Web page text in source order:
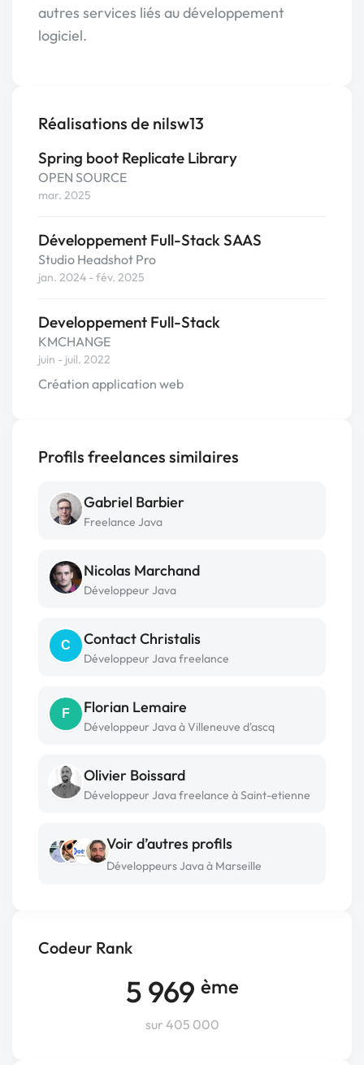
Codeur Rank
5 969 ème
sur 405 000
autres services liés au développement
logiciel.
Réalisations de nilsw13
Spring boot Replicate Library
OPEN SOURCE
mar. 2025
Développement Full-Stack SAAS
Studio Headshot Pro
jan. 2024 - fév. 2025
Developpement Full-Stack
KMCHANGE
juin - juil. 2022
Création application web
Profils freelances similaires
Gabriel Barbier
Freelance Java
Nicolas Marchand
Développeur Java
C Contact Christalis
Développeur Java freelance
F Florian Lemaire
Développeur Java à Villeneuve d'ascq
Olivier Boissard
Développeur Java freelance à Saint-etienne
Voir d’autres profils
Développeurs Java à Marseille